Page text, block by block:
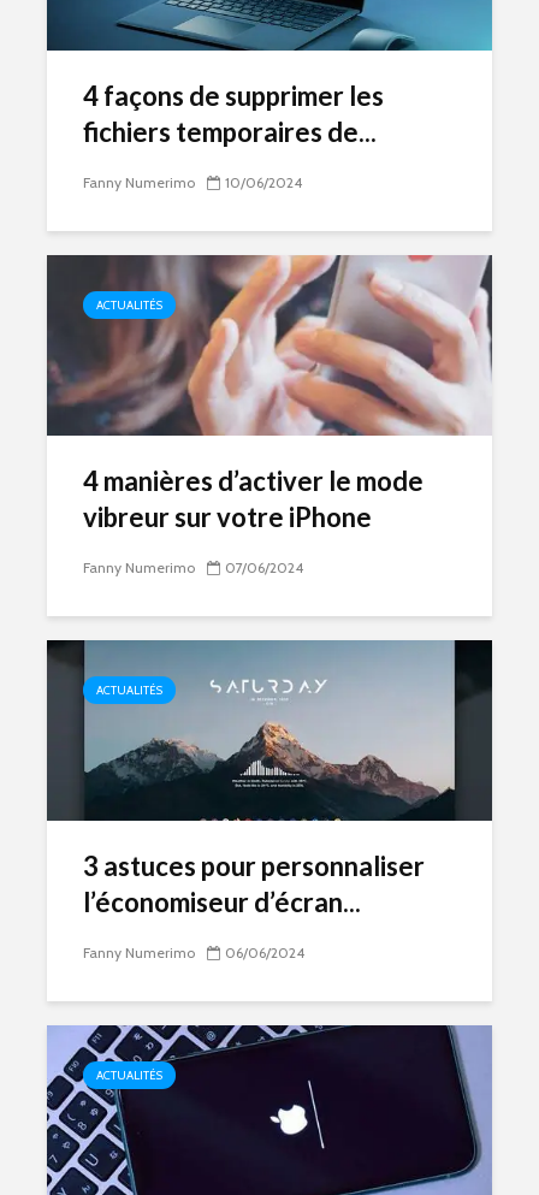
4 façons de supprimer les
fichiers temporaires de...
Fanny Numerimo 10/06/2024
ACTUALITÉS
4 manières d’activer le mode
vibreur sur votre iPhone
Fanny Numerimo 07/06/2024
ACTUALITÉS
3 astuces pour personnaliser
l’économiseur d’écran...
Fanny Numerimo 06/06/2024
ACTUALITÉS